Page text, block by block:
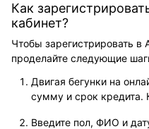
Как
кабинет?
Чтобы зарегистрировать в
проделайте следующие
Двигая бегунки на
сумму и срок кредита.
Введите пол, ФИО и